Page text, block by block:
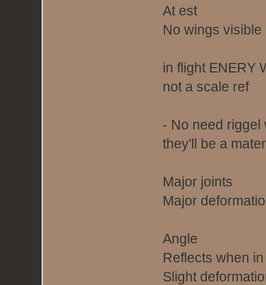
At est
No wings visible
in flight ENERY
not a scale ref
- No need riggel
they'll be a
Major joints
Major
Angle
Reflects when
Slight